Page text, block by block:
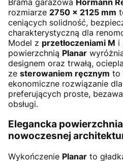
rozmiarze 2750 × 2125 mm
ceniących solidność,
charakterystyczną dla
Model z przetłoczeniami M i
powierzchnią Planar
designem oraz trwałą,
ze sterowaniem ręcznym to
ekonomiczne rozwiązanie
preferujących proste,
obsługi.
Elegancka
nowoczesnej
Wykończenie Planar to